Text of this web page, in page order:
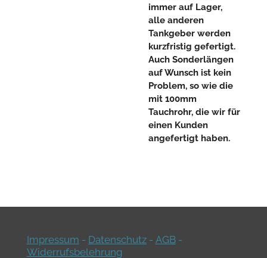
immer auf Lager,
alle anderen
Tankgeber werden
kurzfristig gefertigt.
Auch Sonderlängen
auf Wunsch ist kein
Problem, so wie die
mit 100mm
Tauchrohr, die wir für
einen Kunden
angefertigt haben.
Impressum - Datenschutz- AGB-
Widerrufsbelehrung